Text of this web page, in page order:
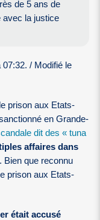
de 5 ans de
avec la justice
/ Modifié le
prison aux Etats-
en Grande-
dit des « tuna
affaires dans
. Bien que reconnu
prison aux Etats-
était accusé